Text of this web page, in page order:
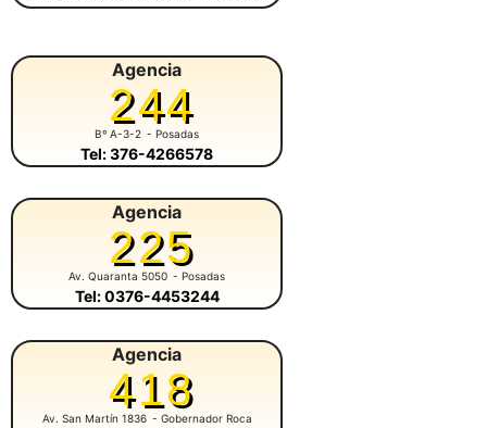
Agencia
244
Bº A-3-2 - Posadas
Tel: 376-4266578
Agencia
225
Av. Quaranta 5050 - Posadas
Tel: 0376-4453244
Agencia
418
Av. San Martín 1836 - Gobernador Roca